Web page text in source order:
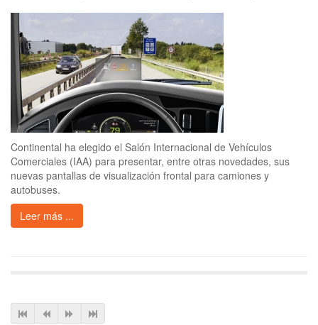
Continental ha elegido el Salón Internacional de Vehículos
Comerciales (IAA) para presentar, entre otras novedades, sus
nuevas pantallas de visualización frontal para camiones y
autobuses.
Leer más ...